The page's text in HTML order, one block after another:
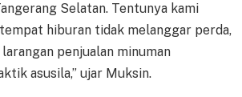
Selatan. Tentunya kami
hiburan tidak melanggar perda,
penjualan minuman
asusila,” ujar Muksin.